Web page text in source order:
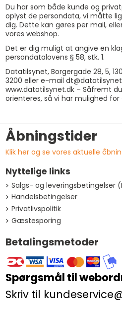
Du har som både kunde og
oplyst de persondata, vi måtte
dig. Dette kan gøres per mail,
vores webshop.
Det er dig muligt at angive en
persondatalovens § 58, stk. 1.
Datatilsynet, Borgergade 28, 5,
3200 eller e-mail
www.datatilsynet.dk – Såfremt
orienteres, så vi har mulighed
Åbningstider
Klik her og se vores aktuelle
Nyttelige links
Salgs- og leveringsbetingelser
Handelsbetingelser
Privatlivspolitik
Gæstesporing
Betalingsmetoder
Spørgsmål til
Skriv til